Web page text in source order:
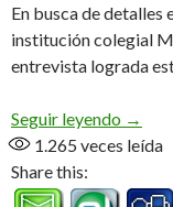
En busca de
institución colegial
entrevista lograda
Seguir leyendo →
1.265 veces leída
Share this: